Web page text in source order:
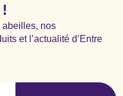
abeilles, nos
et l’actualité d’Entre